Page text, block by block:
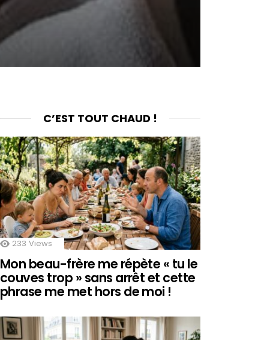
C’EST TOUT CHAUD !
233 Views
Mon beau-frère me répète « tu le
couves trop » sans arrêt et cette
phrase me met hors de moi !